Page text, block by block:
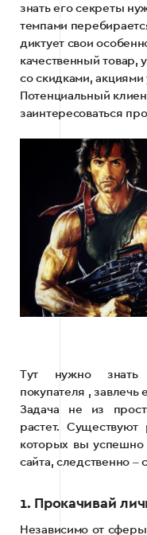
знать его секреты
темпами
диктует свои
качественный товар,
со скидками,
Потенциальный
заинтересоваться
Тут нужно знать
покупателя , завлечь
Задача не из
растет.
которых вы
сайта, следственно
1. Прокачивай
Независимо от